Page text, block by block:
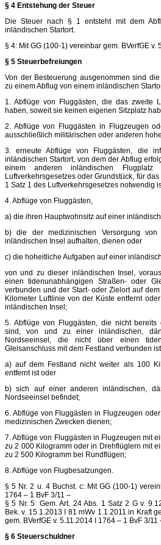
§ 4 Entstehung der Steuer
Die Steuer nach § 1 entsteht mit dem
inländischen Startort.
§ 4: Mit GG (100-1) vereinbar gem. BVerfGE v.
§ 5 Steuerbefreiungen
Von der Besteuerung ausgenommen sind
zu einem Abflug von einem inländischen
1. Abflüge von Fluggästen, die das zweite
haben, soweit sie keinen eigenen Sitzplatz
2. Abflüge von Fluggästen in Flugzeugen
ausschließlich militärischen oder anderen
3. erneute Abflüge von Fluggästen, die
inländischen Startort, von dem der Abflug
einem anderen inländischen
Luftverkehrsgesetzes oder Grundstück, für
1 Satz 1 des Luftverkehrsgesetzes notwendig
4. Abflüge von Fluggästen,
a) die ihren Hauptwohnsitz auf einer
b) die der medizinischen Versorgung
inländischen Insel aufhalten, dienen oder
c) die hoheitliche Aufgaben auf einer
von und zu dieser inländischen Insel,
einen tidenunabhängigen Straßen- oder
verbunden und der Start- oder Zielort auf
Kilometer Luftlinie von der Küste entfernt
inländischen Insel;
5. Abflüge von Fluggästen, die nicht bereits
sind, von und zu einer inländischen,
Nordseeinsel, die nicht über einen
Gleisanschluss mit dem Festland verbunden
a) auf dem Festland nicht weiter als 100
entfernt ist oder
b) sich auf einer anderen inländischen,
Nordseeinsel befindet;
6. Abflüge von Fluggästen in Flugzeugen
medizinischen Zwecken dienen;
7. Abflüge von Fluggästen in Flugzeugen mit
zu 2 000 Kilogramm oder in Drehflüglern mit
zu 2 500 Kilogramm bei Rundflügen;
8. Abflüge von Flugbesatzungen.
§ 5 Nr. 2 u. 4 Buchst. c: Mit GG (100-1)
1764 – 1 BvF 3/11 –
§ 5 Nr. 5: Gem. Art. 24 Abs. 1 Satz 2 G v.
Bek. v. 15.1.2013 I 81 mWv 1.1.2011 in Kraft
gem. BVerfGE v. 5.11.2014 I 1764 – 1 BvF 3/11
§ 6 Steuerschuldner